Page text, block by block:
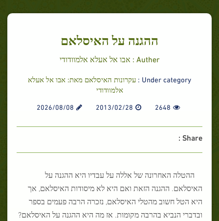
ההגנה על האיסלאם
Auther : אבו אל אעלא אלמוודודי
Under category : עקרונות האיסלאם מאת: אבו אל אעלא
אלמוודודי
2648
2013/02/28
2026/08/08
Share :
ההטלה האחרונה של אללה על עבדיו היא ההגנה על
האיסלאם. ההגנה הזאת ואם היא לא מיסודות האיסלאם, אך
היא הטל חשוב מהטלי האיסלאם, נזכרה הרבה פעמים בספר
ובדברי הנביא בהרבה מקומות. אז מה היא ההגנה על האיסלאם?